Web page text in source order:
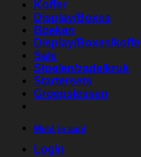
Koffer
Display/Boxes
Boeken
Display/Boxes/
Sale
Stoelen/zadelkruk
Startersets
Groepslessen
Meld je aan!
Login